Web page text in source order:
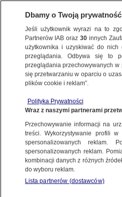
Dbamy o Twoją prywatność
Jeśli użytkownik wyrazi na to
Partnerów IAB oraz30 innych
użytkownika i uzyskiwać do nich
przeglądania. Odbywa się to
przeglądania przechowywanych
się przetwarzaniu w oparciu o
plików cookie i reklam”.
Polityka Prywatności
Wraz z naszymi partnerami
Przechowywanie informacji na
treści. Wykorzystywanie profili
spersonalizowanych reklam.
spersonalizowanych reklam.
kombinacji danych z różnych
do wyboru reklam.
Lista partnerów (dostawców)